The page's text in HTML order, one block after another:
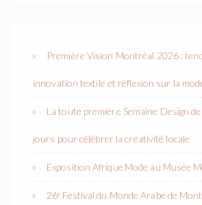
Première Vision Montréal 2026 :
innovation textile et réflexion sur la
La toute première Semaine Design
jours pour célébrer la créativité locale
Exposition Afrique Mode au Musée
26ᵉ Festival du Monde Arabe de